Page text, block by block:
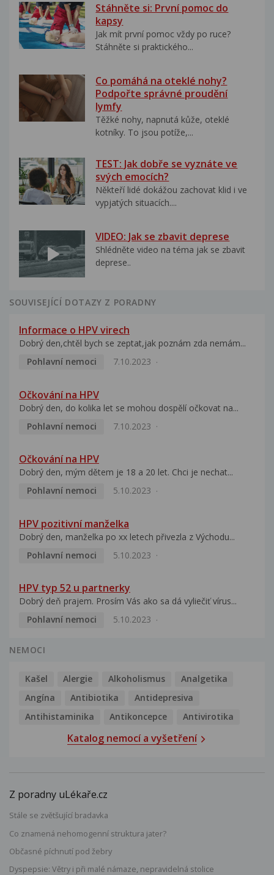
Stáhněte si: První pomoc do
kapsy
Jak mít první pomoc vždy po ruce?
Stáhněte si praktického...
Co pomáhá na oteklé nohy?
Podpořte správné proudění
lymfy
Těžké nohy, napnutá kůže, oteklé
kotníky. To jsou potíže,...
TEST: Jak dobře se vyznáte ve
svých emocích?
Někteří lidé dokážou zachovat klid i ve
vypjatých situacích....
VIDEO: Jak se zbavit deprese
Shlédněte video na téma jak se zbavit
deprese..
SOUVISEJÍCÍ DOTAZY Z PORADNY
Informace o HPV virech
Dobrý den,chtěl bych se zeptat,jak poznám zda nemám...
Pohlavní nemoci
7.10.2023
Očkování na HPV
Dobrý den, do kolika let se mohou dospělí očkovat na...
Pohlavní nemoci
7.10.2023
Očkování na HPV
Dobrý den, mým dětem je 18 a 20 let. Chci je nechat...
Pohlavní nemoci
5.10.2023
HPV pozitivní manželka
Dobrý den, manželka po xx letech přivezla z Východu...
Pohlavní nemoci
5.10.2023
HPV typ 52 u partnerky
Dobrý deň prajem. Prosím Vás ako sa dá vyliečiť vírus...
Pohlavní nemoci
5.10.2023
NEMOCI
Kašel Alergie Alkoholismus
Analgetika
Angína
Antibiotika
Antidepresiva
Antihistaminika
Antikoncepce Antivirotika
Katalog nemocí a vyšetření
Z poradny uLékaře.cz
Stále se zvětšující bradavka
Co znamená nehomogenní struktura jater?
Občasné píchnutí pod žebry
Dyspepsie: Větry i při malé námaze, nepravidelná stolice